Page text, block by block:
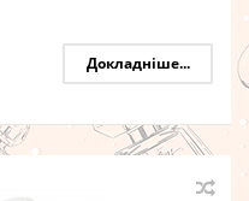
Докладніше...